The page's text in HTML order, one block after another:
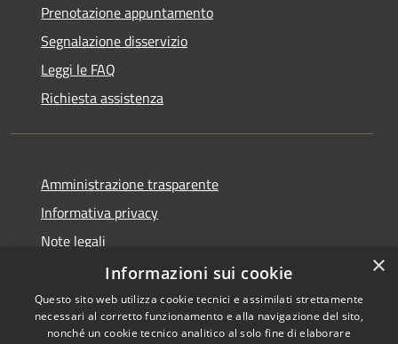
Prenotazione appuntamento
Segnalazione disservizio
Leggi le FAQ
Richiesta assistenza
Amministrazione trasparente
Informativa privacy
Note legali
Dichiarazione di accessibilità
×
Informazioni sui cookie
Questo sito web utilizza cookie tecnici e assimilati strettamente
necessari al corretto funzionamento e alla navigazione del sito,
nonché un cookie tecnico analitico al solo fine di elaborare